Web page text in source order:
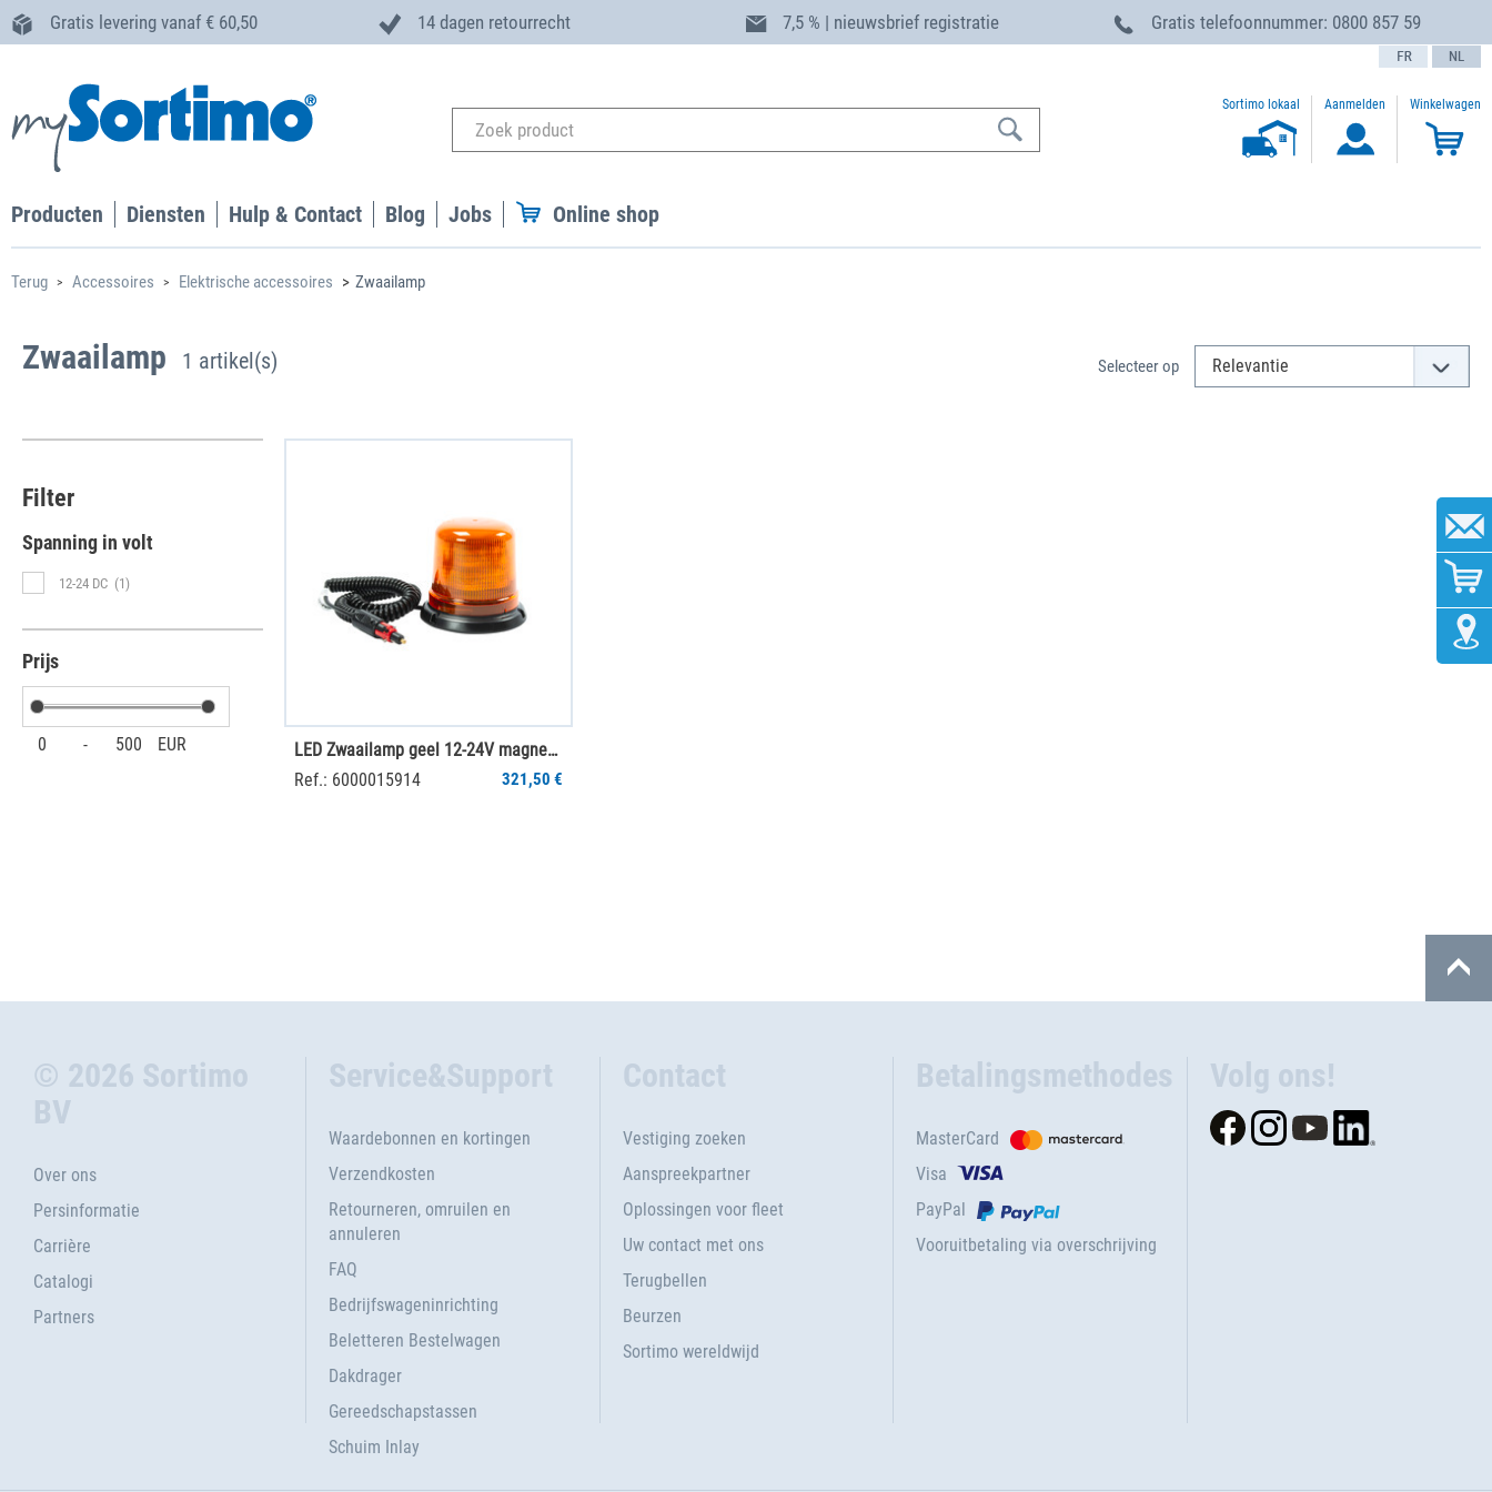
Gratis levering vanaf € 60,50 14 dagen retourrecht 7,5 % | nieuwsbrief registratie Gratis telefoonnummer: 0800 857 59
text.language
Sortimo lokaal Aanmelden Winkelwagen
Producten Diensten Hulp & Contact Blog Jobs Online shop
Terug Accessoires Elektrische accessoires Zwaailamp
Zwaailamp 1 artikel(s) Selecteer op
Filter
Spanning in volt
12-24 DC (1)
Prijs
0 - 500 EUR
LED Zwaailamp geel 12-24V magneetstokkel
Ref.: 6000015914
321,50 €
© 2026 Sortimo
BV
Over ons
Persinformatie
Carrière
Catalogi
Partners
Service&Support
Waardebonnen en kortingen
Verzendkosten
Retourneren, omruilen en
annuleren
FAQ
Bedrijfswageninrichting
Beletteren Bestelwagen
Dakdrager
Gereedschapstassen
Schuim Inlay
Contact
Vestiging zoeken
Aanspreekpartner
Oplossingen voor fleet
Uw contact met ons
Terugbellen
Beurzen
Sortimo wereldwijd
Betalingsmethodes
MasterCard
Visa
PayPal
Vooruitbetaling via overschrijving
Volg ons!